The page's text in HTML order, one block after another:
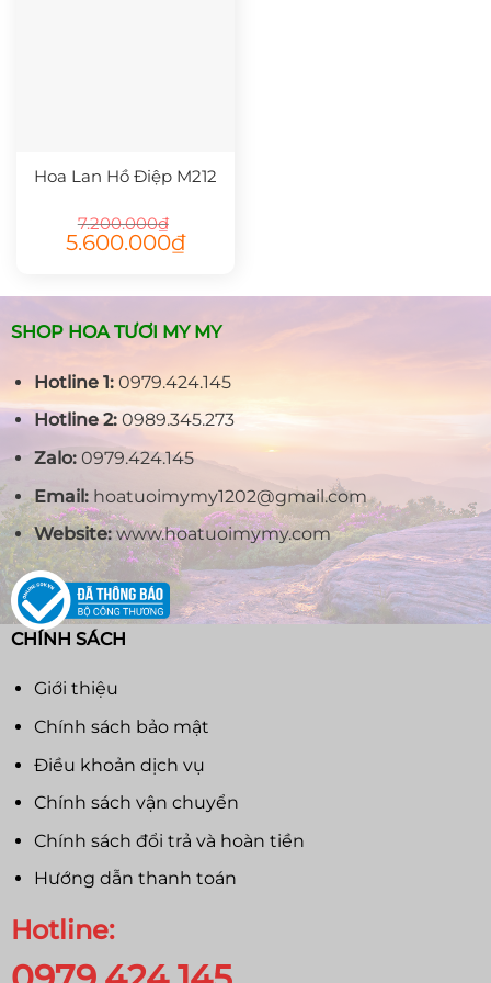
Hoa Lan Hồ Điệp M212
7.200.000₫
Giá
gốc
5.600.000₫Giá
5.600.000₫.
SHOP HOA TƯƠI MY MY
Hotline 1:0979.424.145
Hotline 2:0989.345.273
Zalo:0979.424.145
Email:hoatuoimymy1202@gmail.com
Website:www.hoatuoimymy.com
CHÍNH SÁCH
Giới thiệu
Chính sách bảo mật
Điều khoản dịch vụ
Chính sách vận chuyển
Chính sách đổi trả và hoàn tiền
Hướng dẫn thanh toán
Hotline: